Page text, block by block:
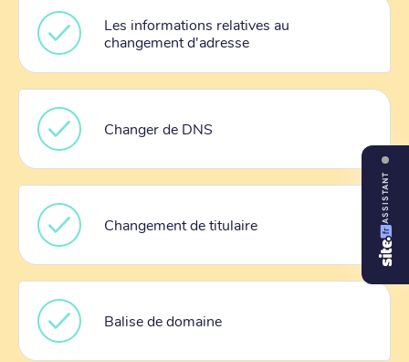
Les informations relatives au
changement d'adresse
Changer de DNS
Changement de titulaire
Balise de domaine
ASSISTANT